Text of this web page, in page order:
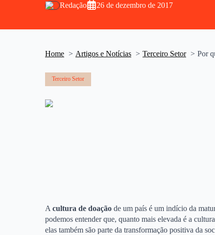
Redação 26 de dezembro de 2017
Home Artigos e Notícias Terceiro Setor Por
Terceiro Setor
A cultura de doação de um país é um indício da
podemos entender que, quanto mais elevada é a
elas também são parte da transformação positiva da